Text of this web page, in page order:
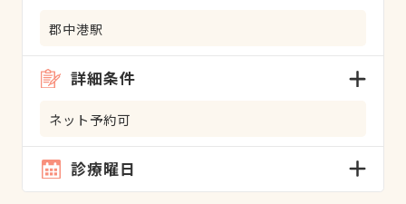
郡中港駅
詳細条件
ネット予約可
診療曜日